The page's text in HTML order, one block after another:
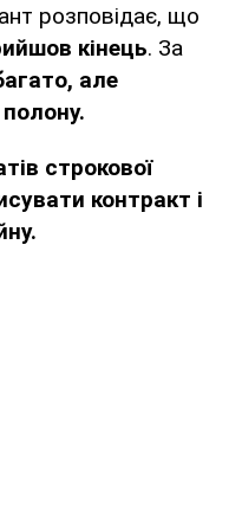
розповідає, що
кінець. За
але
строкової
контракт і